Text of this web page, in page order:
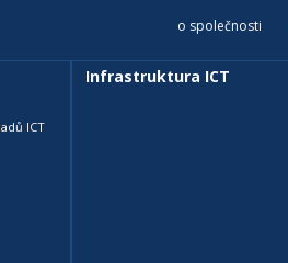
o společnosti
ICT
Infrastruktura ICT